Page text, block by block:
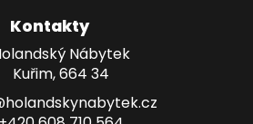
Kontakty
Nábytek
Kuřim, 664 34